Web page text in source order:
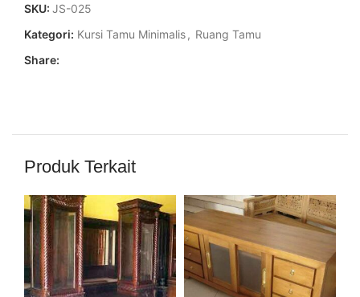
SKU: JS-025
Kategori: Kursi Tamu Minimalis, Ruang Tamu
Share:
Produk Terkait